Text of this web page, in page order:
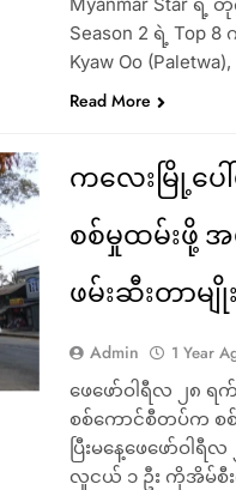
Season 2 ရဲ့ Top
Kyaw Oo
Read More
ကလေးမြို့ပ
စစ်မှုထမ်းဖို့ အ
ဖမ်းဆီးတာ
Admin 1 Year
ဖေဖော်ဝါရီလ ၂၈ ရ
စစ်ကောင်စီတပ်က
ပြီးမနေ့ဖေဖော်ဝ
လူငယ် ၁ ဦး ကိုအိမ်စီ